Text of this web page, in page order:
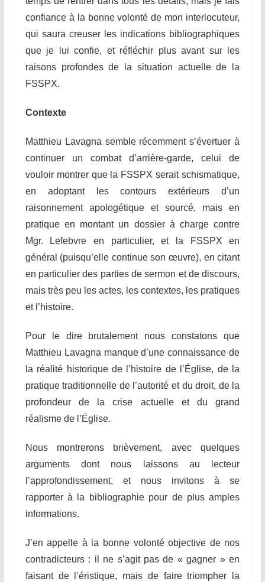
confiance à la bonne volonté de mon interlocuteur,
qui saura creuser les indications bibliographiques
que je lui confie, et réfléchir plus avant sur les
raisons profondes de la situation actuelle de la
FSSPX.
Contexte
Matthieu Lavagna semble récemment s’évertuer à
continuer un combat d’arrière-garde, celui de
vouloir montrer que la FSSPX serait schismatique,
en adoptant les contours extérieurs d’un
raisonnement apologétique et sourcé, mais en
pratique en montant un dossier à charge contre
Mgr. Lefebvre en particulier, et la FSSPX en
général (puisqu’elle continue son œuvre), en citant
en particulier des parties de sermon et de discours,
mais très peu les actes, les contextes, les pratiques
et l’histoire.
Pour le dire brutalement nous constatons que
Matthieu Lavagna manque d’une connaissance de
la réalité historique de l’histoire de l’Église, de la
pratique traditionnelle de l’autorité et du droit, de la
profondeur de la crise actuelle et du grand
réalisme de l’Église.
Nous montrerons brièvement, avec quelques
argumentsdontnous laissons au lecteur
l’approfondissement, et nous invitons à se
rapporter à la bibliographie pour de plus amples
informations.
J’en appelle à la bonne volonté objective de nos
contradicteurs : il ne s’agit pas de « gagner » en
faisant de l’éristique, mais de faire triompher la